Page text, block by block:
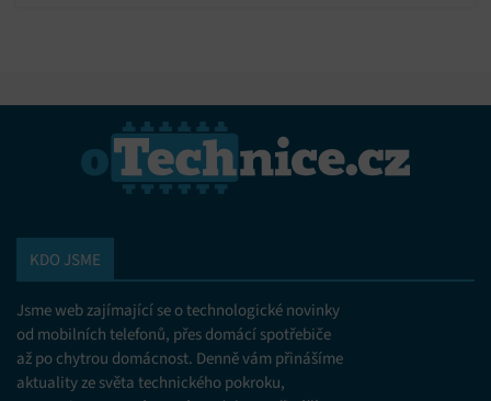
KDO JSME
Jsme web zajímající se o technologické novinky
od mobilních telefonů, přes domácí spotřebiče
až po chytrou domácnost. Denně vám přinášíme
aktuality ze světa technického pokroku,